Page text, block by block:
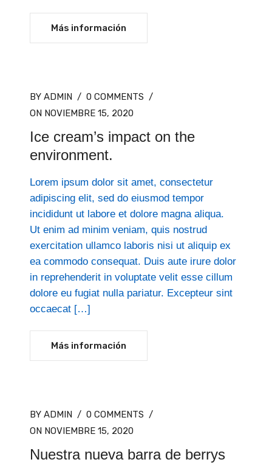
Más información
BY ADMIN / 0 COMMENTS /
ON NOVIEMBRE 15, 2020
Ice cream’s impact on the
environment.
Lorem ipsum dolor sit amet, consectetur
adipiscing elit, sed do eiusmod tempor
incididunt ut labore et dolore magna aliqua.
Ut enim ad minim veniam, quis nostrud
exercitation ullamco laboris nisi ut aliquip ex
ea commodo consequat. Duis aute irure dolor
in reprehenderit in voluptate velit esse cillum
dolore eu fugiat nulla pariatur. Excepteur sint
occaecat […]
Más información
BY ADMIN / 0 COMMENTS /
ON NOVIEMBRE 15, 2020
Nuestra nueva barra de berrys